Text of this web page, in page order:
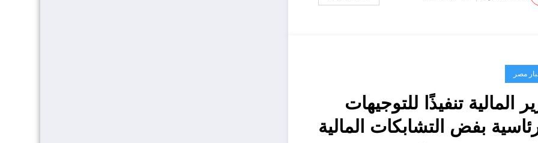
مصر
المالية تنفيذًا للتوجيهات
بفض التشابكات المالية